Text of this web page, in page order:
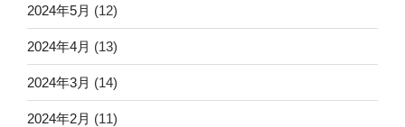
2024年5月 (12)
2024年4月 (13)
2024年3月 (14)
2024年2月 (11)